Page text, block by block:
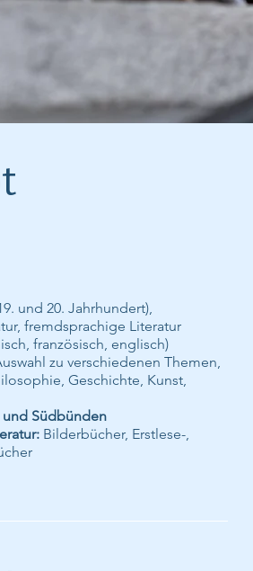
und 20. Jahrhundert),
fremdsprachige Literatur
französisch, englisch)
zu verschiedenen Themen,
Geschichte, Kunst,
und Südbünden
Bilderbücher, Erstlese-,